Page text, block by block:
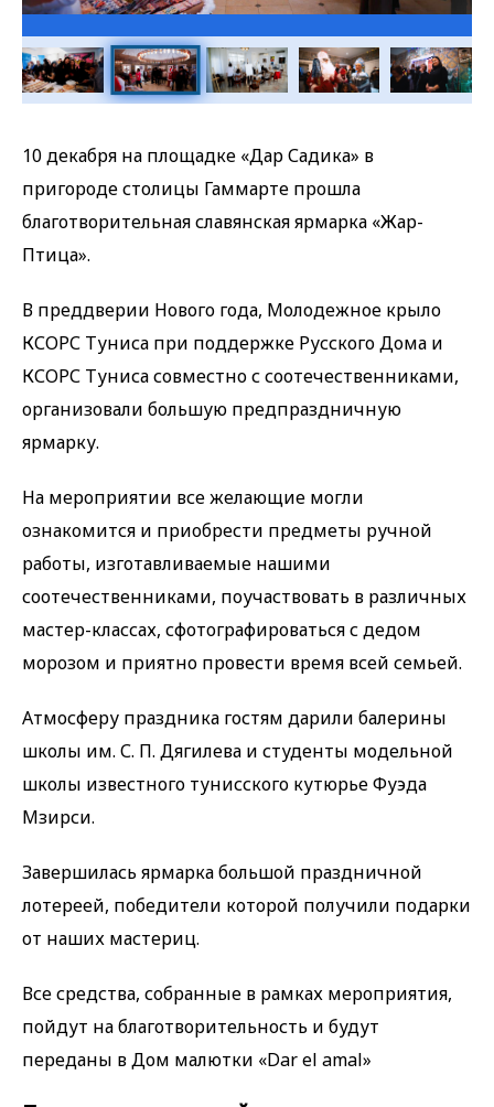
10 декабря на площадке «Дар Садика» в
пригороде столицы Гаммарте прошла
благотворительная славянская ярмарка «Жар-
Птица».
В преддверии Нового года, Молодежное крыло
КСОРС Туниса при поддержке Русского Дома и
КСОРС Туниса совместно с соотечественниками,
организовали большую предпраздничную
ярмарку.
На мероприятии все желающие могли
ознакомится и приобрести предметы ручной
работы, изготавливаемые нашими
соотечественниками, поучаствовать в различных
мастер-классах, сфотографироваться с дедом
морозом и приятно провести время всей семьей.
Атмосферу праздника гостям дарили балерины
школы им. С. П. Дягилева и студенты модельной
школы известного тунисского кутюрье Фуэда
Мзирси.
Завершилась ярмарка большой праздничной
лотереей, победители которой получили подарки
от наших мастериц.
Все средства, собранные в рамках мероприятия,
пойдут на благотворительность и будут
переданы в Дом малютки «Dar el amal»